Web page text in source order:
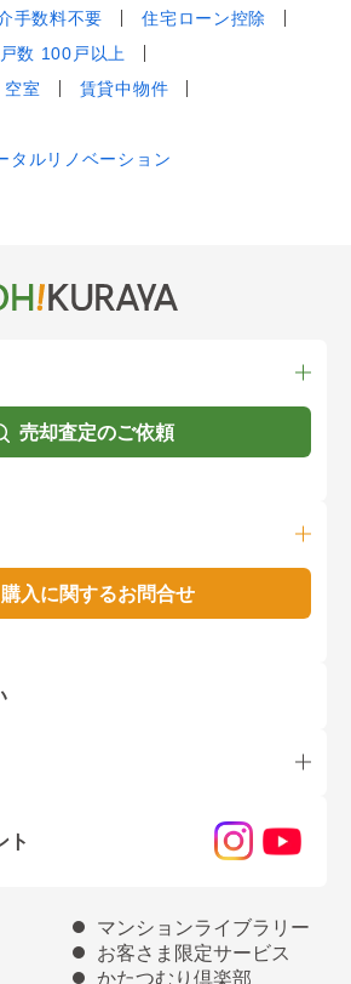
手数料不要
住宅ローン控除
数 100戸以上
空室
賃貸中物件
タルリノベーション
売却査定のご依頼
購入に関するお問合せ
ト
マンションライブラリー
お客さま限定サービス
かたつむり倶楽部